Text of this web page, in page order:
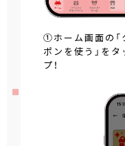
①ホーム画面の「
ポンを使う」をタ
プ！